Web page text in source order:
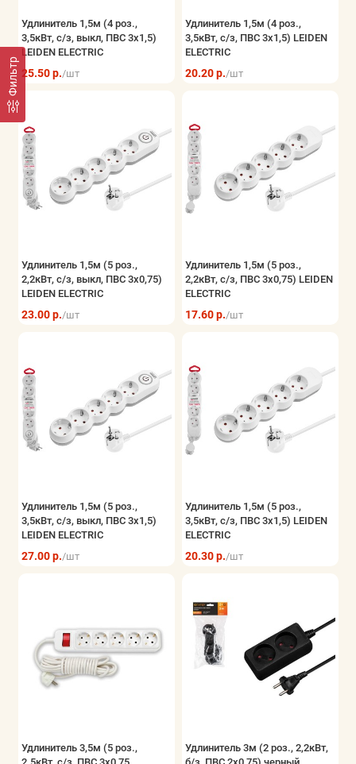
Фильтр
Удлинитель 1,5м (4 роз.,
3,5кВт, с/з, выкл, ПВС 3х1,5)
LEIDEN ELECTRIC
25.50 р./шт
Удлинитель 1,5м (4 роз.,
3,5кВт, с/з, ПВС 3х1,5) LEIDEN
ELECTRIC
20.20 р./шт
Удлинитель 1,5м (5 роз.,
2,2кВт, с/з, выкл, ПВС 3х0,75)
LEIDEN ELECTRIC
23.00 р./шт
Удлинитель 1,5м (5 роз.,
2,2кВт, с/з, ПВС 3х0,75) LEIDEN
ELECTRIC
17.60 р./шт
Удлинитель 1,5м (5 роз.,
3,5кВт, с/з, выкл, ПВС 3х1,5)
LEIDEN ELECTRIC
27.00 р./шт
Удлинитель 1,5м (5 роз.,
3,5кВт, с/з, ПВС 3х1,5) LEIDEN
ELECTRIC
20.30 р./шт
Удлинитель 3,5м (5 роз.,
Удлинитель 3м (2 роз., 2,2кВт,